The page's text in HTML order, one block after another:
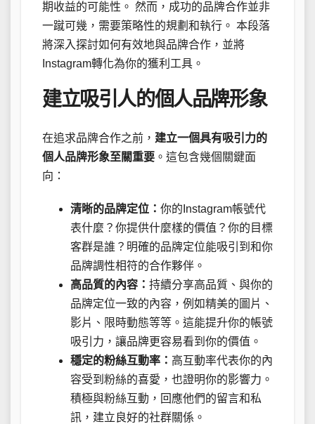
期收益的可能性。 然而，成功的品牌合作並非
一蹴可幾，需要策略性的規劃和執行。 本段落
將深入探討如何有效地與品牌合作，並將
Instagram轉化為你的獲利工具。
建立吸引人的個人品牌形象
在追求品牌合作之前， 建立一個具有吸引力的
個人品牌形象至關重要 。這包含幾個關鍵面
向：
清晰的品牌定位： 你的Instagram帳號代
表什麼？你提供什麼樣的價值？你的目標
客群是誰？明確的品牌定位能吸引到和你
品牌調性相符的合作夥伴。
高品質的內容： 持續分享高品質、與你的
品牌定位一致的內容，例如精美的圖片、
影片、限時動態等等。這能提升你的帳號
吸引力，讓品牌更容易看到你的價值。
穩定的粉絲互動率： 高互動率代表你的內
容受到粉絲的喜愛，也證明你的影響力。
積極與粉絲互動，回應他們的留言和私
訊，建立良好的社群關係。